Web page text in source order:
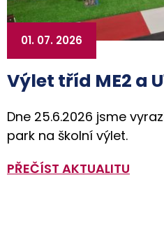
Výlet tříd ME2 a
01. 07. 2026
Dne 25.6.2026 jsme
park na školní výlet.
PŘEČÍST AKTUALITU